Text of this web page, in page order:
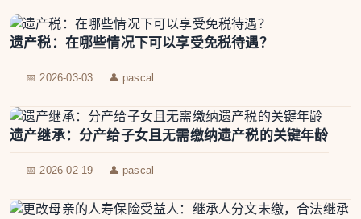
遗产税：在哪些情况下可以享受免税待遇？
📅 2026-03-03 👤 pascal
遗产继承：分产给子女且无需缴纳遗产税的关键年龄
📅 2026-02-19 👤 pascal